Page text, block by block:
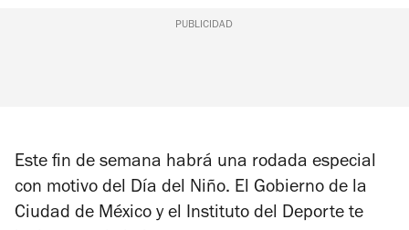
PUBLICIDAD
Este fin de semana habrá una rodada especial
con motivo del Día del Niño. El Gobierno de la
Ciudad de México y el Instituto del Deporte te